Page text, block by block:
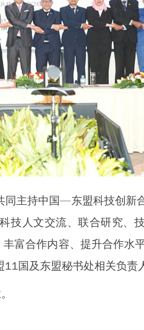
同主持中国—东盟科技创
人文交流、联合研究、
富合作内容、提升合作水
国及东盟秘书处相关负责